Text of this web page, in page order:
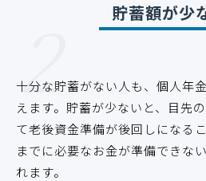
2 貯蓄額が少
十分な貯蓄がない人も、個人年
えます。貯蓄が少ないと、目先
て老後資金準備が後回しになる
までに必要なお金が準備できな
れます。